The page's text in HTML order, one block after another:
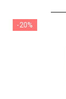
-20%